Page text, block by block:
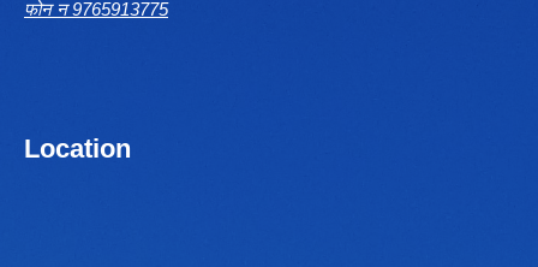
फोन न 9765913775
Location